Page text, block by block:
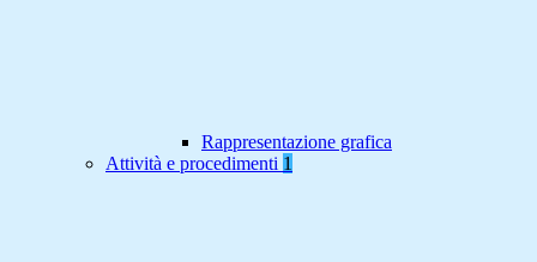
Rappresentazione grafica
Attività e procedimenti 1